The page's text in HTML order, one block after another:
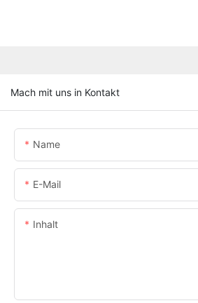
Mach mit uns in Kontakt
Name
E-Mail
Inhalt